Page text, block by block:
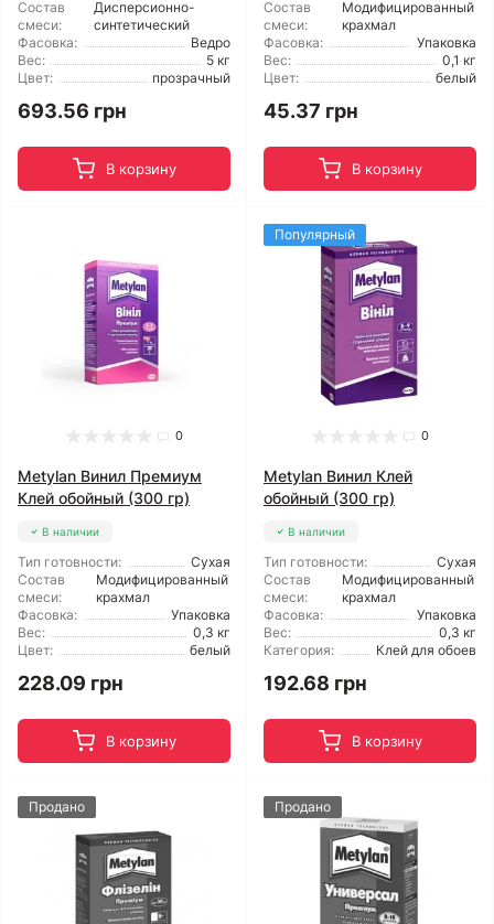
Состав
смеси:
Дисперсионно-
синтетический
Фасовка:
Ведро
Вес:
5 кг
Цвет:
прозрачный
693.56 грн
В корзину
Состав
смеси:
Модифицированный
крахмал
Фасовка:
Упаковка
Вес:
0,1 кг
Цвет:
белый
45.37 грн
В корзину
0
Metylan Винил Премиум
Клей обойный (300 гр)
В наличии
Тип готовности:
Сухая
Состав
смеси:
Модифицированный
крахмал
Фасовка:
Упаковка
Вес:
0,3 кг
Цвет:
белый
228.09 грн
В корзину
Популярный
0
Metylan Винил Клей
обойный (300 гр)
В наличии
Тип готовности:
Сухая
Состав
смеси:
Модифицированный
крахмал
Фасовка:
Упаковка
Вес:
0,3 кг
Категория:
Клей для обоев
192.68 грн
В корзину
Продано Продано